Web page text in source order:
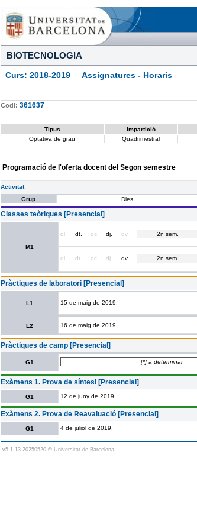
BIOTECNOLOGIA
Curs: 2018-2019 Assignatures - Horaris
Codi: 361637
Tipus Impartició
Optativa de grau
Quadrimestral
Programació de l'oferta docent del Segon semestre
Activitat
Grup
Dies
Classes teòriques [Presencial]
M1
dl. dt. dc. dj. dv. 2n sem.
dl. dt. dc. dj. dv. 2n sem.
Pràctiques de laboratori [Presencial]
L1 15 de maig de 2019.
L2 16 de maig de 2019.
Pràctiques de camp [Presencial]
G1 [*] a determinar
Exàmens 1. Prova de síntesi [Presencial]
G1 12 de juny de 2019.
Exàmens 2. Prova de Reavaluació [Presencial]
G1 4 de juliol de 2019.
v5.1.13 20250520 © Universitat de Barcelona